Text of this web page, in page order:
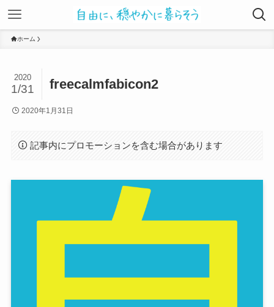
ホーム
freecalmfabicon2
2020
1/31
2020年1月31日
記事内にプロモーションを含む場合があります